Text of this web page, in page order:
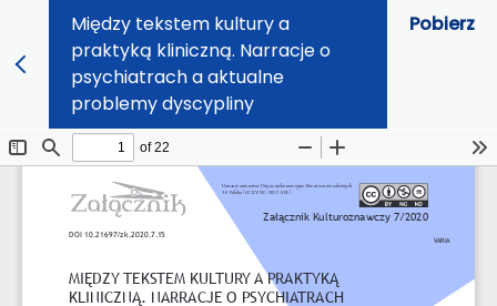
Między tekstem kultury a
praktyką kliniczną. Narracje o
psychiatrach a aktualne
problemy dyscypliny
Pobierz